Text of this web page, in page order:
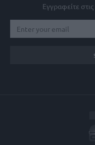
Εγγραφείτε